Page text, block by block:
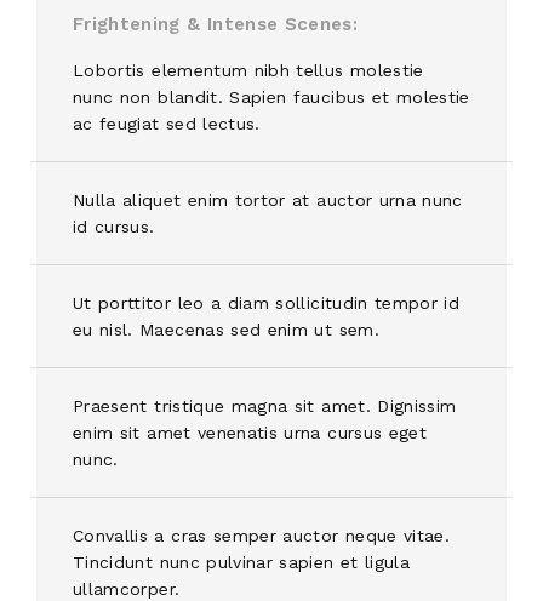
Frightening & Intense Scenes
Lobortis elementum nibh tellus molestie
nunc non blandit. Sapien faucibus et molestie
ac feugiat sed lectus.
Nulla aliquet enim tortor at auctor urna nunc
id cursus.
Ut porttitor leo a diam sollicitudin tempor id
eu nisl. Maecenas sed enim ut sem.
Praesent tristique magna sit amet. Dignissim
enim sit amet venenatis urna cursus eget
nunc.
Convallis a cras semper auctor neque vitae.
Tincidunt nunc pulvinar sapien et ligula
ullamcorper.